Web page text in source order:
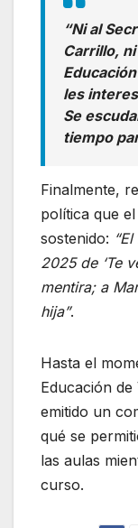
“Ni al
Carrillo,
les
Se
tiempo
Finalmente,
política que
sostenido:
2025 de ‘Te
mentira; a
hija”.
Hasta el
Educación
emitido un
qué se
las aulas
curso.